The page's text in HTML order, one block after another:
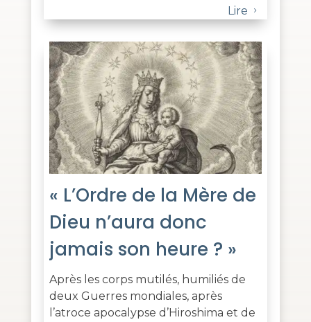
Lire
5
« L’Ordre de la Mère de
Dieu n’aura donc
jamais son heure ? »
Après les corps mutilés, humiliés de
deux Guerres mondiales, après
l’atroce apocalypse d’Hiroshima et de